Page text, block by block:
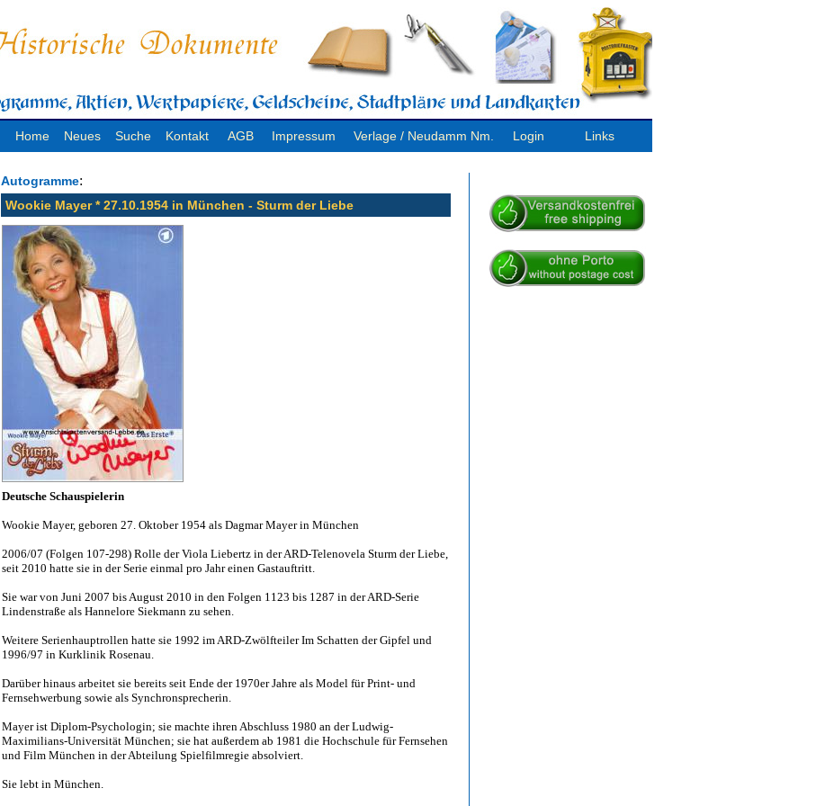
Home Neues Suche Kontakt AGB Impressum Verlage / Neudamm Nm. Login Links
Autogramme:
Wookie Mayer * 27.10.1954 in München - Sturm der Liebe
Deutsche Schauspielerin
Wookie Mayer, geboren 27. Oktober 1954 als Dagmar Mayer in München
2006/07 (Folgen 107-298) Rolle der Viola Liebertz in der ARD-Telenovela Sturm der Liebe,
seit 2010 hatte sie in der Serie einmal pro Jahr einen Gastauftritt.
Sie war von Juni 2007 bis August 2010 in den Folgen 1123 bis 1287 in der ARD-Serie
Lindenstraße als Hannelore Siekmann zu sehen.
Weitere Serienhauptrollen hatte sie 1992 im ARD-Zwölfteiler Im Schatten der Gipfel und
1996/97 in Kurklinik Rosenau.
Darüber hinaus arbeitet sie bereits seit Ende der 1970er Jahre als Model für Print- und
Fernsehwerbung sowie als Synchronsprecherin.
Mayer ist Diplom-Psychologin; sie machte ihren Abschluss 1980 an der Ludwig-
Maximilians-Universität München; sie hat außerdem ab 1981 die Hochschule für Fernsehen
und Film München in der Abteilung Spielfilmregie absolviert.
Sie lebt in München.